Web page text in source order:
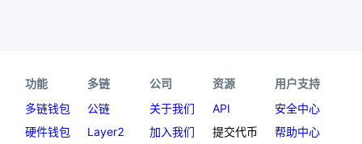
功能
多链钱包
硬件钱包
多链
公链
Layer2
公司
关于我们
加入我们
资源
API
提交代币
用户支持
安全中心
帮助中心